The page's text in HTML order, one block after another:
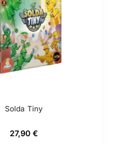
Solda Tiny
27,90 €